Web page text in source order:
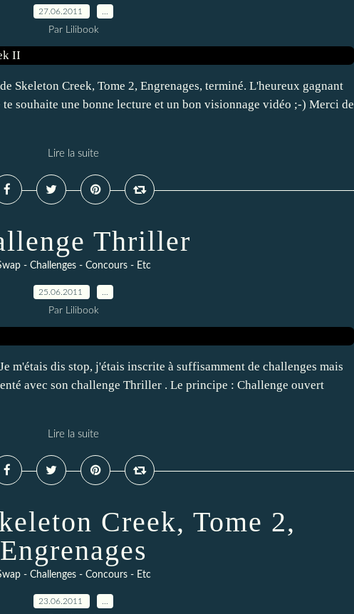
27.06.2011
Par Lilibook
Skeleton Creek, Tome 2, Engrenages, terminé. L'heureux gagnant
souhaite une bonne lecture et un bon visionnage vidéo ;-) Merci de
Lire la suite
Thriller
- Challenges - Concours - Etc
25.06.2011
Par Lilibook
m'étais dis stop, j'étais inscrite à suffisamment de challenges mais
avec son challenge Thriller . Le principe : Challenge ouvert
Lire la suite
Creek, Tome 2,
Engrenages
- Challenges - Concours - Etc
23.06.2011